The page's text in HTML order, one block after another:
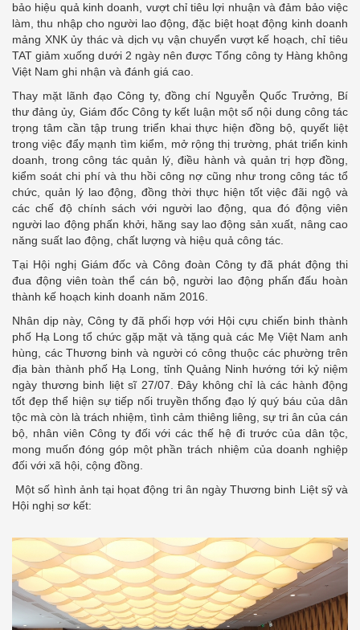
bảo hiệu quả kinh doanh, vượt chỉ tiêu lợi nhuận và đảm bảo việc
làm, thu nhập cho người lao động, đặc biệt hoạt động kinh doanh
mảng XNK ủy thác và dịch vụ vận chuyển vượt kế hoạch, chỉ tiêu
TAT giảm xuống dưới 2 ngày nên được Tổng công ty Hàng không
Việt Nam ghi nhận và đánh giá cao.
Thay mặt lãnh đạo Công ty, đồng chí Nguyễn Quốc Trưởng, Bí
thư đảng ủy, Giám đốc Công ty kết luận một số nội dung công tác
trọng tâm cần tập trung triển khai thực hiện đồng bộ, quyết liệt
trong việc đẩy mạnh tìm kiểm, mở rộng thị trường, phát triển kinh
doanh, trong công tác quản lý, điều hành và quản trị hợp đồng,
kiểm soát chi phí và thu hồi công nợ cũng như trong công tác tổ
chức, quản lý lao động, đồng thời thực hiện tốt việc đãi ngộ và
các chế độ chính sách với người lao động, qua đó động viên
người lao động phấn khởi, hăng say lao động sản xuất, nâng cao
năng suất lao động, chất lượng và hiệu quả công tác.
Tại Hội nghị Giám đốc và Công đoàn Công ty đã phát động thi
đua động viên toàn thể cán bộ, người lao động phấn đấu hoàn
thành kế hoạch kinh doanh năm 2016.
Nhân dịp này, Công ty đã phối hợp với Hội cựu chiến binh thành
phố Hạ Long tổ chức gặp mặt và tặng quà các Mẹ Việt Nam anh
hùng, các Thương binh và người có công thuộc các phường trên
địa bàn thành phố Hạ Long, tỉnh Quảng Ninh hướng tới kỷ niệm
ngày thương binh liệt sĩ 27/07. Đây không chỉ là các hành động
tốt đẹp thể hiện sự tiếp nối truyền thống đạo lý quý báu của dân
tộc mà còn là trách nhiệm, tình cảm thiêng liêng, sự tri ân của cán
bộ, nhân viên Công ty đối với các thế hệ đi trước của dân tộc,
mong muốn đóng góp một phần trách nhiệm của doanh nghiệp
đối với xã hội, cộng đồng.
Một số hình ảnh tại họat động tri ân ngày Thương binh Liệt sỹ và
Hội nghị sơ kết: